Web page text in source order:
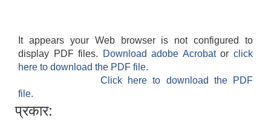
It appears your Web browser is not configured to
display PDF files.
Download adobe Acrobatorclick
here to download the PDF file.
Click here to download the PDF
file.
प्रकार: